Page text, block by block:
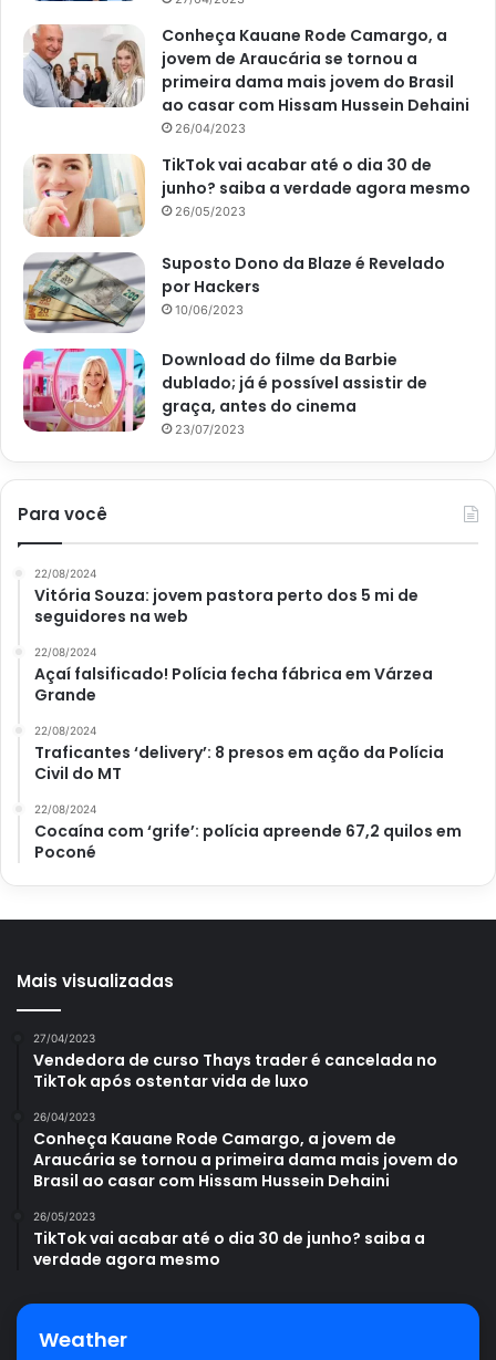
conseguir desviar.
No caso, outras quatro pessoas se envolveram, sendo que
uma mulher, que dirigia um Fox, teria se machucado com
mais gravidade. Mas, os demais ocupantes não tiveram
Ainda a Polícia Rodoviária Federal está investigando as
circunstâncias do acidente. Afinal de contas, ainda não se
sabe o que realmente aconteceu para que houvesse as
colisões. Porém, no momento, a prioridade é a
recuperação completa do cantor Zé Neto, que segue no
Hospital de Base de São José do Rio Preto.
Ver essa foto no Instagram
acidente
Conheça Kauane Rode Camargo, a
jovem de Araucária se tornou a
primeira dama mais jovem do Brasil
ao casar com Hissam Hussein Dehaini
26/04/2023
TikTok vai acabar até o dia 30 de
junho? saiba a verdade agora mesmo
26/05/2023
Suposto Dono da Blaze é Revelado
por Hackers
10/06/2023
Download do filme da Barbie
dublado; já é possível assistir de
graça, antes do cinema
23/07/2023
Para você
22/08/2024
Vitória Souza: jovem pastora perto dos 5 mi de
seguidores na web
22/08/2024
Açaí falsificado! Polícia fecha fábrica em Várzea
Grande
22/08/2024
Traficantes ‘delivery’: 8 presos em ação da Polícia
Civil do MT
22/08/2024
Cocaína com ‘grife’: polícia apreende 67,2 quilos em
Poconé
Mais visualizadas
27/04/2023
Vendedora de curso Thays trader é cancelada no
TikTok após ostentar vida de luxo
26/04/2023
Conheça Kauane Rode Camargo, a jovem de
Araucária se tornou a primeira dama mais jovem do
Brasil ao casar com Hissam Hussein Dehaini
26/05/2023
TikTok vai acabar até o dia 30 de junho? saiba a
verdade agora mesmo
Weather